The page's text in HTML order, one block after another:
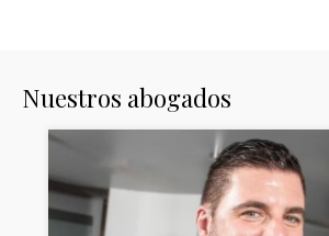
Nuestros abogados